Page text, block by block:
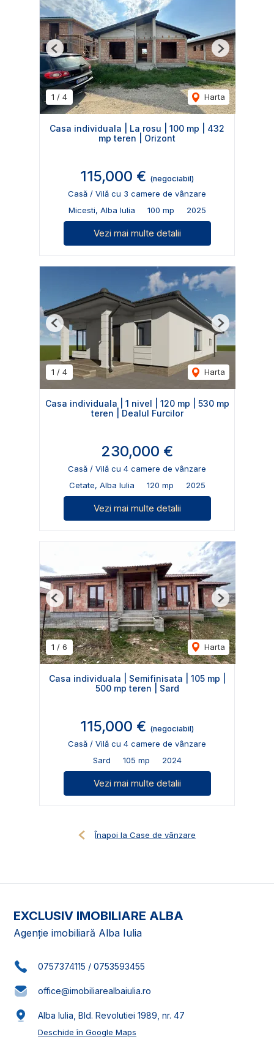
1 / 4 Harta
Previous Next
Casa individuala | La rosu | 100 mp | 432
mp teren | Orizont
115,000 € (negociabil)
Casă / Vilă cu 3 camere de vânzare
Micesti, Alba Iulia
100 mp 2025
Vezi mai multe detalii
1 / 4 Harta
Previous Next
Casa individuala | 1 nivel | 120 mp | 530 mp
teren | Dealul Furcilor
230,000 €
Casă / Vilă cu 4 camere de vânzare
Cetate, Alba Iulia
120 mp 2025
Vezi mai multe detalii
1 / 6 Harta
Previous Next
Casa individuala | Semifinisata | 105 mp |
500 mp teren | Sard
115,000 € (negociabil)
Casă / Vilă cu 4 camere de vânzare
Sard
105 mp 2024
Vezi mai multe detalii
Înapoi la Case de vânzare
EXCLUSIV IMOBILIARE ALBA
Agenție imobiliară Alba Iulia
0757374115 / 0753593455
office@imobiliarealbaiulia.ro
Alba Iulia, Bld. Revolutiei 1989, nr. 47
Deschide în Google Maps